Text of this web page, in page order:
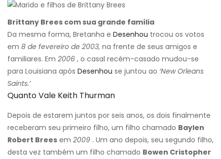
Brittany Brees com sua grande família
Da mesma forma, Bretanha e Desenhou trocou os votos
em 8 de fevereiro de 2003, na frente de seus amigos e
familiares. Em 2006 , o casal recém-casado mudou-se
para Louisiana após Desenhou se juntou ao ‘New Orleans
Saints.’
Quanto Vale Keith Thurman
Depois de estarem juntos por seis anos, os dois finalmente
receberam seu primeiro filho, um filho chamado Baylen
Robert Brees em 2009 . Um ano depois, seu segundo filho,
desta vez também um filho chamado Bowen Cristopher